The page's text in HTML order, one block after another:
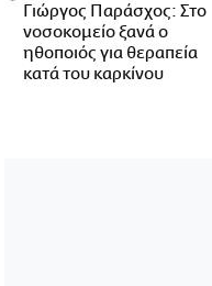
Γιώργος Παράσχος: Στο
νοσοκομείο ξανά ο
ηθοποιός για θεραπεία
κατά του καρκίνου